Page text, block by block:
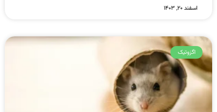
اسفند ۲۰, ۱۴۰۳
اگزوتیک